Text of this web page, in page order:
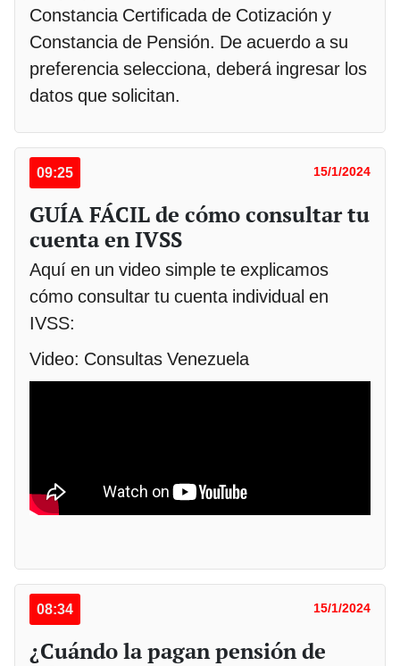
Constancia Certificada de Cotización y
Constancia de Pensión. De acuerdo a su
preferencia selecciona, deberá ingresar los
datos que solicitan.
09:25 15/1/2024
GUÍA FÁCIL de cómo consultar tu
cuenta en IVSS
Aquí en un video simple te explicamos
cómo consultar tu cuenta individual en
IVSS:
Video: Consultas Venezuela
08:34 15/1/2024
¿Cuándo la pagan pensión de